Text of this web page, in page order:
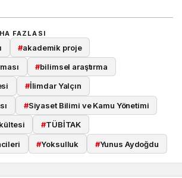
FAZLASI
#akademik proje
#bilimsel araştırma
#İlimdar Yalçın
#Siyaset Bilimi ve Kamu Yönetimi
#TÜBİTAK
#Yoksulluk #Yunus Aydoğdu